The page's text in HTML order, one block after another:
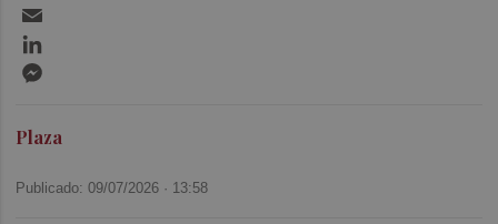
Plaza
Publicado: 09/07/2026 · 13:58